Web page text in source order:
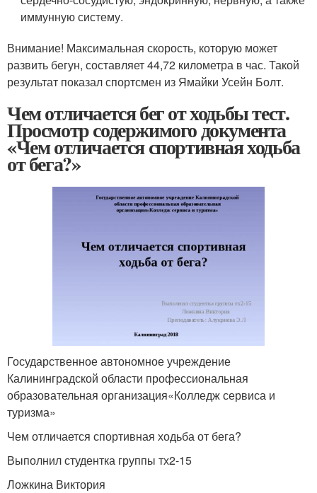
иммунную систему.
Внимание! Максимальная скорость, которую может
развить бегун, составляет 44,72 километра в час. Такой
результат показал спортсмен из Ямайки Усейн Болт.
Чем отличается бег от ходьбы тест.
Просмотр содержимого документа
«Чем отличается спортивная ходьба
от бега?»
Государственное автономное учреждение
Калининградской области профессиональная
образовательная организация«Колледж сервиса и
туризма»
Чем отличается спортивная ходьба от бега?
Выполнил студентка группы тх2-15
Ложкина Виктория